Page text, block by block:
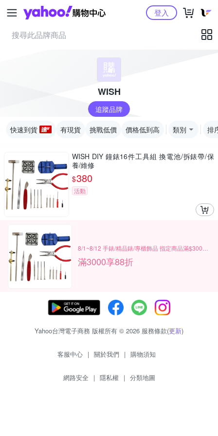
Yahoo購物中心登入
WISH
追蹤品牌
快速到貨 有現貨 挑戰低價 價格低到高 類別 排
WISH DIY 鐘錶16件工具組 換電池/拆錶帶/保
養/維修
$380
活動
滿3000享88折
Yahoo台灣電子商務 版權所有 © 2026 服務條款(更新)
客服中心 | 關於我們 | 購物須知
網路安全 | 隱私權 | 分類地圖